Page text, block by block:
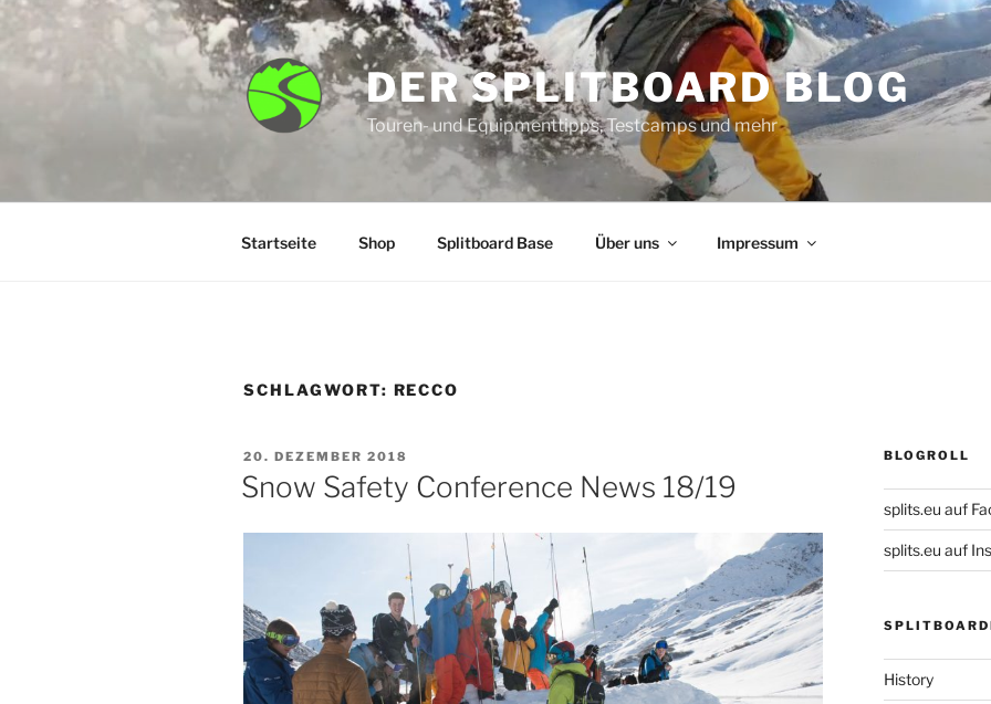
Zum
Inhalt
DER SPLITBOARD BLOG
Touren- und Equipmenttipps, Testcamps und mehr
Startseite Shop Splitboard Base Über uns Impressum
SCHLAGWORT: RECCO
VERÖFFENTLICHT
AM
20. DEZEMBER 2018
Snow Safety Conference News 18/19
BLOGROLL
splits.eu auf
splits.eu auf
History